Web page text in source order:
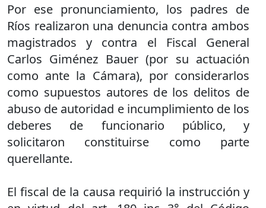
Por ese pronunciamiento, los padres de
Ríos realizaron una denuncia contra ambos
magistrados y contra el Fiscal General
Carlos Giménez Bauer (por su actuación
como ante la Cámara), por considerarlos
como supuestos autores de los delitos de
abuso de autoridad e incumplimiento de los
deberes de funcionario público, y
solicitaron constituirse como parte
querellante.
El fiscal de la causa requirió la instrucción y